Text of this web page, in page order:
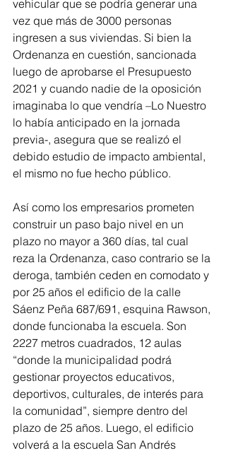
vehicular que se podría generar una
vez que más de 3000 personas
ingresen a sus viviendas. Si bien la
Ordenanza en cuestión, sancionada
luego de aprobarse el Presupuesto
2021 y cuando nadie de la oposición
imaginaba lo que vendría –Lo Nuestro
lo había anticipado en la jornada
previa-, asegura que se realizó el
debido estudio de impacto ambiental,
el mismo no fue hecho público.
Así como los empresarios prometen
construir un paso bajo nivel en un
plazo no mayor a 360 días, tal cual
reza la Ordenanza, caso contrario se la
deroga, también ceden en comodato y
por 25 años el edificio de la calle
Sáenz Peña 687/691, esquina Rawson,
donde funcionaba la escuela. Son
2227 metros cuadrados, 12 aulas
“donde la municipalidad podrá
gestionar proyectos educativos,
deportivos, culturales, de interés para
la comunidad”, siempre dentro del
plazo de 25 años. Luego, el edificio
volverá a la escuela San Andrés